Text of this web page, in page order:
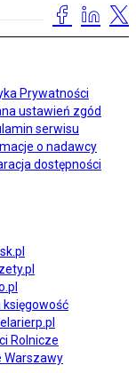
Prywatności
ustawień zgód
serwisu
o nadawcy
dostępności
księgowość
Rolnicze
Warszawy